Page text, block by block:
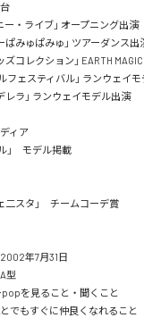
ー・ライブ」 オープニング出演
ぱみゅぱみゅ」 ツアーダンス出
ズコレクション」 EARTH
フェスティバル」 ランウェイ
レラ」 ランウェイモデル出演
ィア
」　モデル掲載
二スタ」　チームコーデ賞
年7月31日
型
を見ること・聞くこと
でもすぐに仲良くなれること